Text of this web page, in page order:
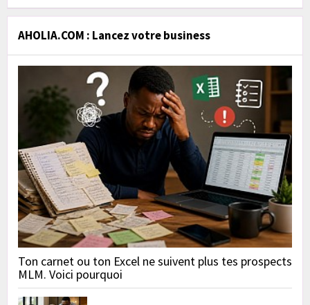
AHOLIA.COM : Lancez votre business
Ton carnet ou ton Excel ne suivent plus tes prospects
MLM. Voici pourquoi